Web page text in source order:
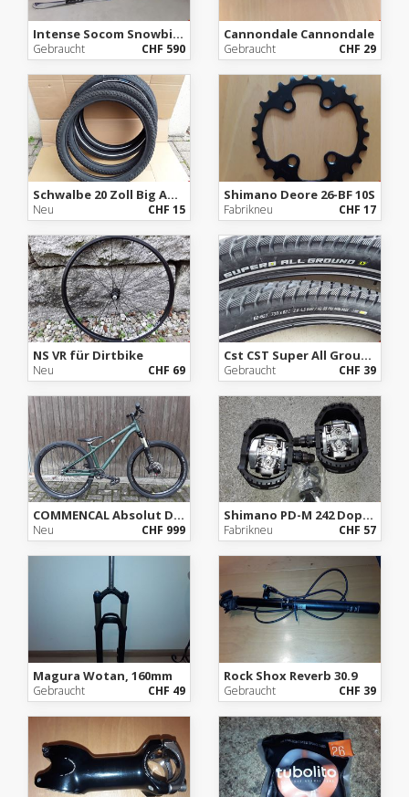
Intense Socom Snowbike
Gebraucht CHF 590
Cannondale Cannondale
Gebraucht CHF 29
Schwalbe 20 Zoll Big Apple
Neu CHF 15
Shimano Deore 26-BF 10S
Fabrikneu CHF 17
NS VR für Dirtbike
Neu CHF 69
Cst CST Super All Ground, 29Zoll
Gebraucht CHF 39
COMMENCAL Absolut Dirtbike
Neu CHF 999
Shimano PD-M 242 Doppelklickpedal
Fabrikneu CHF 57
Magura Wotan, 160mm
Gebraucht CHF 49
Rock Shox Reverb 30.9
Gebraucht CHF 39